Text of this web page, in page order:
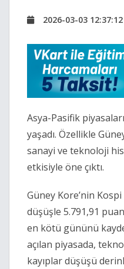
2026-03-03 12:37:12
Asya-Pasifik
yaşadı. Özellikle
sanayi ve teknoloji
etkisiyle öne çıktı.
Güney Kore’nin
düşüşle 5.791,91
en kötü gününü
açılan piyasada,
kayıplar düşüşü